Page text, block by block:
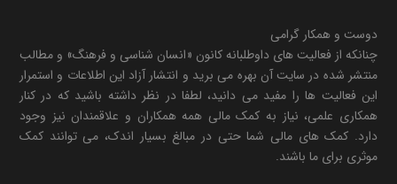
دوست و همکار گرامی
چنانکه از فعالیت های داوطلبانه کانون «انسان شناسی و فرهنگ» و مطالب
منتشر شده در سایت آن بهره می برید و انتشار آزاد این اطلاعات و استمرار
این فعالیت ها را مفید می دانید، لطفا در نظر داشته باشید که در کنار
همکاری علمی، نیاز به کمک مالی همه همکاران و علاقمندان نیز وجود
دارد. کمک های مالی شما حتی در مبالغ بسیار اندک، می توانند کمک
موثری برای ما باشند.